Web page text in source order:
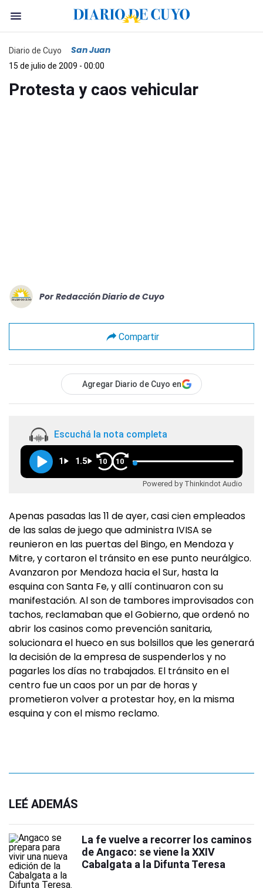
Diario de Cuyo San Juan
15 de julio de 2009 - 00:00
Protesta y caos vehicular
Por Redacción Diario de Cuyo
Compartir
Agregar Diario de Cuyo en
Escuchá la nota completa
1 1.5 10 10
Powered by Thinkindot Audio
Apenas pasadas las 11 de ayer, casi cien empleados
de las salas de juego que administra IVISA se
reunieron en las puertas del Bingo, en Mendoza y
Mitre, y cortaron el tránsito en ese punto neurálgico.
Avanzaron por Mendoza hacia el Sur, hasta la
esquina con Santa Fe, y allí continuaron con su
manifestación. Al son de tambores improvisados con
tachos, reclamaban que el Gobierno, que ordenó no
abrir los casinos como prevención sanitaria,
solucionara el hueco en sus bolsillos que les generará
la decisión de la empresa de suspenderlos y no
pagarles los días no trabajados. El tránsito en el
centro fue un caos por un par de horas y
prometieron volver a protestar hoy, en la misma
esquina y con el mismo reclamo.
LEÉ ADEMÁS
La fe vuelve a recorrer los caminos
de Angaco: se viene la XXIV
Cabalgata a la Difunta Teresa